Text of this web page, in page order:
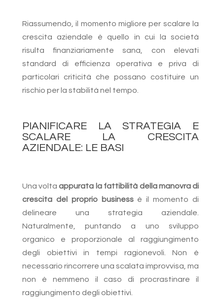
Riassumendo, il momento migliore per scalare la
crescita aziendale è quello in cui la società
risulta finanziariamente sana, con elevati
standard di efficienza operativa e priva di
particolari criticità che possano costituire un
rischio per la stabilità nel tempo.
PIANIFICARE LA STRATEGIA E
SCALARE LA CRESCITA
AZIENDALE: LE BASI
Una voltaappurata la fattibilità della manovra di
crescita del proprio businessè il momento di
delineare una strategia aziendale.
Naturalmente, puntando a uno sviluppo
organico e proporzionale al raggiungimento
degli obiettivi in tempi ragionevoli. Non è
necessario rincorrere una scalata improvvisa, ma
non è nemmeno il caso di procrastinare il
raggiungimento degli obiettivi.